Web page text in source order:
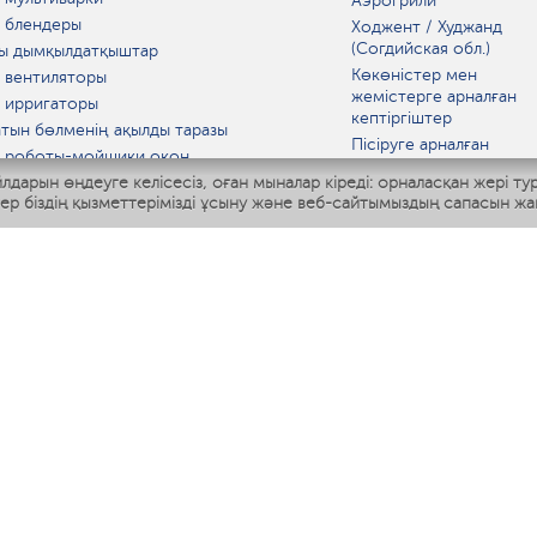
өңдеуге келісесіз, оған мыналар кіреді: орналасқан жері
біздің қызметтерімізді ұсыну және веб-сайтымыздың сапасын
дымқылдатқыштар
бөлменің ақылды таразы
роботы-мойщики окон
мультипісіргіш
IQ Home
Ходжент / Худжанд
(Согдийская обл.)
Көкөністер мен
жемістерге арналған
кептіргіштер
Пісіруге арналған
аспаптар
Асүй таразылары